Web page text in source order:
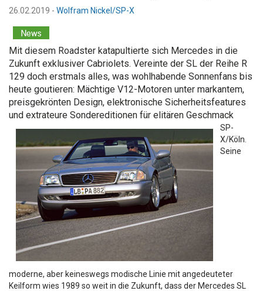
26.02.2019 - Wolfram Nickel/SP-X
Mit diesem Roadster katapultierte sich Mercedes in die
Zukunft exklusiver Cabriolets. Vereinte der SL der Reihe R
129 doch erstmals alles, was wohlhabende Sonnenfans bis
heute goutieren: Mächtige V12-Motoren unter markantem,
preisgekrönten Design, elektronische Sicherheitsfeatures
und extrateure Sondereditionen für elitären Geschmack
SP-
X/Köln.
Seine
moderne, aber keineswegs modische Linie mit angedeuteter
Keilform wies 1989 so weit in die Zukunft, dass der Mercedes SL